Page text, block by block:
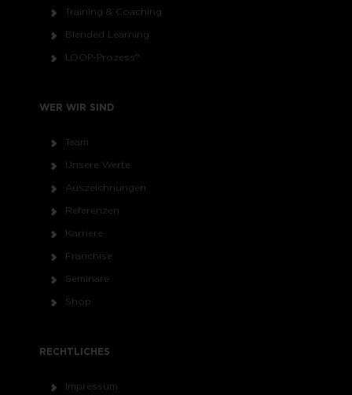
Training & Coaching
Blended Learning
LOOP-Prozess®
WER WIR SIND
Team
Unsere Werte
Auszeichnungen
Referenzen
Karriere
Franchise
Seminare
Shop
RECHTLICHES
Impressum